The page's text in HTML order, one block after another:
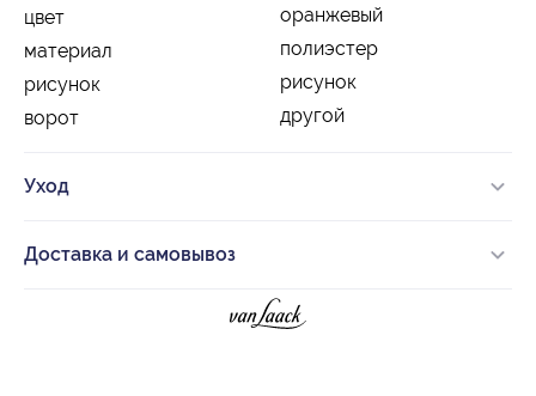
цвет
оранжевый
материал
полиэстер
рисунок
рисунок
ворот
другой
Уход
Доставка и самовывоз